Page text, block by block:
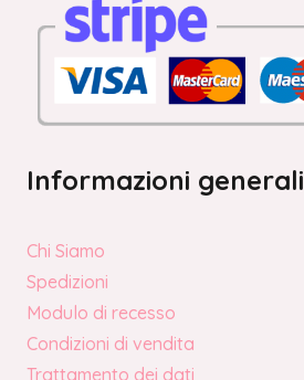
Informazioni generali
Chi Siamo
Spedizioni
Modulo di recesso
Condizioni di vendita
Trattamento dei dati